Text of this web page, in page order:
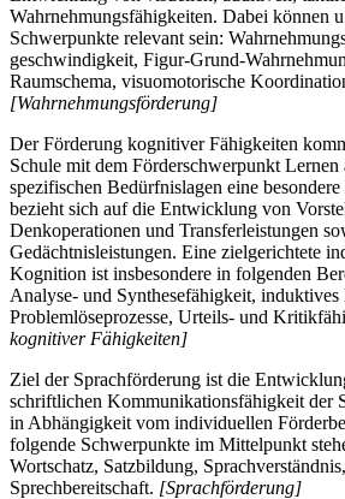
Wahrnehmungsfähigkeiten. Dabei können
Schwerpunkte relevant sein:
geschwindigkeit, Figur-Grund-
Raumschema, visuomotorische
[Wahrnehmungsförderung]
Der Förderung kognitiver Fähigkeiten
Schule mit dem Förderschwerpunkt
spezifischen Bedürfnislagen eine
bezieht sich auf die Entwicklung von
Denkoperationen und Transferleistungen
Gedächtnisleistungen. Eine zielgerichtete
Kognition ist insbesondere in folgenden
Analyse- und Synthesefähigkeit, induktives
Problemlöseprozesse, Urteils- und
kognitiver Fähigkeiten]
Ziel der Sprachförderung ist die
schriftlichen Kommunikationsfähigkeit der
in Abhängigkeit vom individuellen
folgende Schwerpunkte im Mittelpunkt
Wortschatz, Satzbildung, Sprachverständnis,
Sprechbereitschaft. [Sprachförderung]